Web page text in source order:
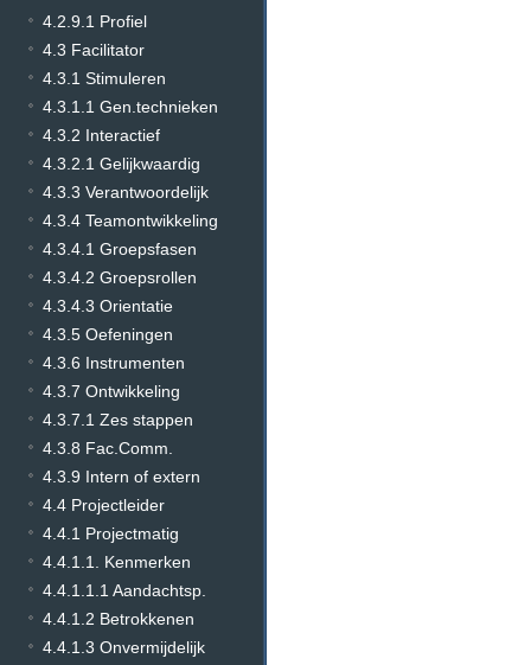
4.2.9.1 Profiel
4.3 Facilitator
4.3.1 Stimuleren
4.3.1.1 Gen.technieken
4.3.2 Interactief
4.3.2.1 Gelijkwaardig
4.3.3 Verantwoordelijk
4.3.4 Teamontwikkeling
4.3.4.1 Groepsfasen
4.3.4.2 Groepsrollen
4.3.4.3 Orientatie
4.3.5 Oefeningen
4.3.6 Instrumenten
4.3.7 Ontwikkeling
4.3.7.1 Zes stappen
4.3.8 Fac.Comm.
4.3.9 Intern of extern
4.4 Projectleider
4.4.1 Projectmatig
4.4.1.1. Kenmerken
4.4.1.1.1 Aandachtsp.
4.4.1.2 Betrokkenen
4.4.1.3 Onvermijdelijk